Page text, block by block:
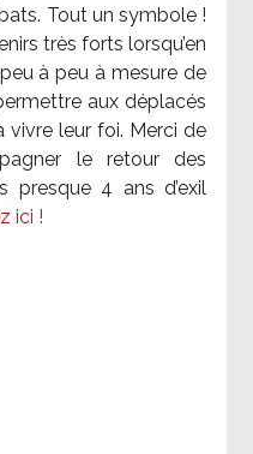
Tout un symbole !
très forts lorsqu’en
à peu à mesure de
aux déplacés
leur foi. Merci de
le retour des
presque 4 ans d’exil
ici !